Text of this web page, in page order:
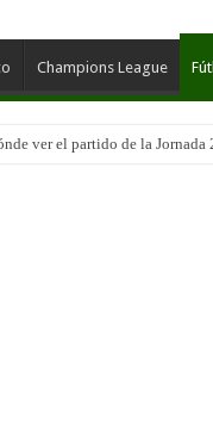
Champions League
ver el partido de la Jornada